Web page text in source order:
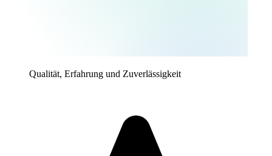
Qualität, Erfahrung und Zuverlässigkeit